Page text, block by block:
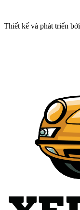
Thiết kế và phát triển bởi